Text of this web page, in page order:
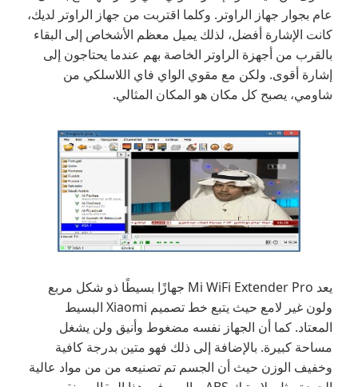
عام بجوار جهاز الراوتر. وكلما اقتربت من جهاز الراوتر لديك،
كانت الإشارة أفضل، لذلك يميل معظم الأشخاص إلى البقاء
بالقرب من أجهزة الراوتر الخاصة بهم عندما يحتاجون إلى
إشارة أقوى. ولكن مع مقوي الواي فاي اللاسلكي من
شاومي، يصبح كل مكان هو المكان المثالي.
يعد Mi WiFi Extender Pro جهازًا بسيطًا ذو شكل مربع
ولون غير لامع حيث يتبع خط تصميم Xiaomi البسيط
المعتاد. كما أن الجهاز نفسه مضغوط وأنيق ولن يشغل
مساحة كبيرة. بالإضافة إلى ذلك فهو متين بدرجة كافية
وخفيف الوزن حيث أن الجسم تم تصنيعه من من مواد عالية